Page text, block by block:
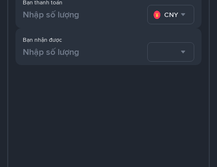
Bạn thanh toán
CNY
Bạn nhận được